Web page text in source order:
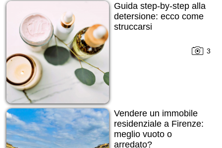
Guida step-by-step alla
detersione: ecco come
struccarsi
3
Vendere un immobile
residenziale a Firenze:
meglio vuoto o
arredato?